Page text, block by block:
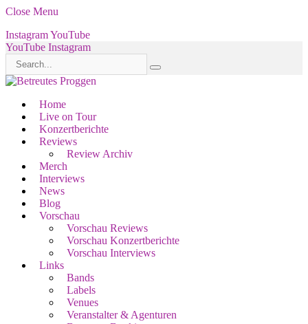
Close Menu
InstagramYouTube
YouTube Instagram
Home
Live on Tour
Konzertberichte
Reviews
Review Archiv
Merch
Interviews
News
Blog
Vorschau
Vorschau Reviews
Vorschau Konzertberichte
Vorschau Interviews
Links
Bands
Labels
Venues
Veranstalter & Agenturen